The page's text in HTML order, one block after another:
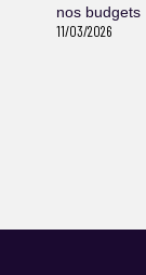
nos budgets
11/03/2026